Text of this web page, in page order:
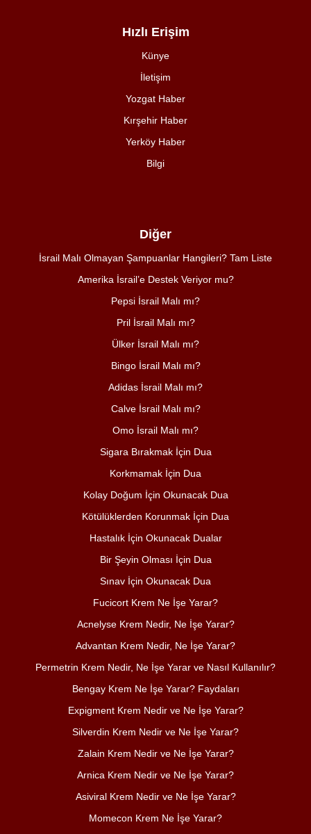
Hızlı Erişim
Künye
İletişim
Yozgat Haber
Kırşehir Haber
Yerköy Haber
Bilgi
Diğer
İsrail Malı Olmayan Şampuanlar Hangileri? Tam Liste
Amerika İsrail’e Destek Veriyor mu?
Pepsi İsrail Malı mı?
Pril İsrail Malı mı?
Ülker İsrail Malı mı?
Bingo İsrail Malı mı?
Adidas İsrail Malı mı?
Calve İsrail Malı mı?
Omo İsrail Malı mı?
Sigara Bırakmak İçin Dua
Korkmamak İçin Dua
Kolay Doğum İçin Okunacak Dua
Kötülüklerden Korunmak İçin Dua
Hastalık İçin Okunacak Dualar
Bir Şeyin Olması İçin Dua
Sınav İçin Okunacak Dua
Fucicort Krem Ne İşe Yarar?
Acnelyse Krem Nedir, Ne İşe Yarar?
Advantan Krem Nedir, Ne İşe Yarar?
Permetrin Krem Nedir, Ne İşe Yarar ve Nasıl Kullanılır?
Bengay Krem Ne İşe Yarar? Faydaları
Expigment Krem Nedir ve Ne İşe Yarar?
Silverdin Krem Nedir ve Ne İşe Yarar?
Zalain Krem Nedir ve Ne İşe Yarar?
Arnica Krem Nedir ve Ne İşe Yarar?
Asiviral Krem Nedir ve Ne İşe Yarar?
Momecon Krem Ne İşe Yarar?